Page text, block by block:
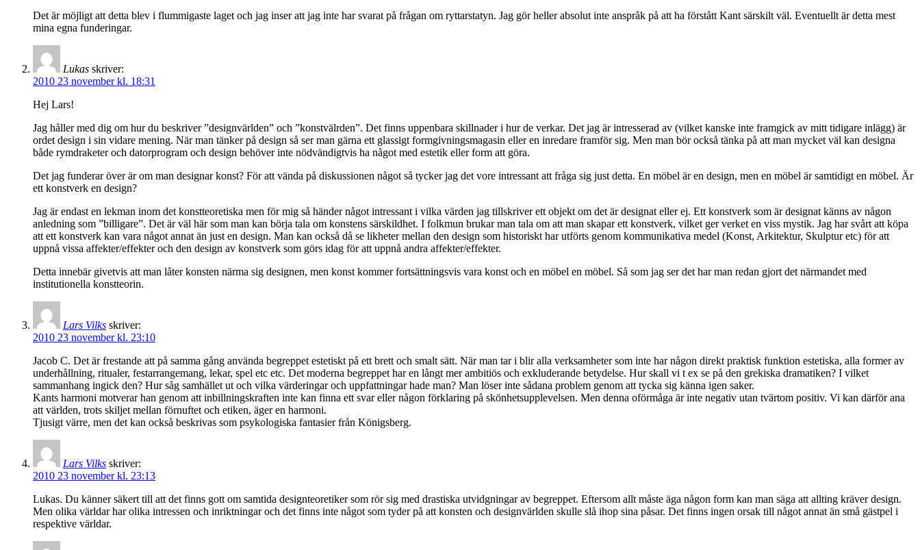
Det är möjligt att detta blev i flummigaste laget och jag inser att jag inte har svarat på frågan om ryttarstatyn. Jag gör heller absolut inte anspråk på att ha förstått Kant särskilt väl. Eventuellt är detta mest
mina egna funderingar.
Lukas skriver:
2010 23 november kl. 18:31
Hej Lars!
Jag håller med dig om hur du beskriver ”designvärlden” och ”konstvälrden”. Det finns uppenbara skillnader i hur de verkar. Det jag är intresserad av (vilket kanske inte framgick av mitt tidigare inlägg) är
ordet design i sin vidare mening. När man tänker på design så ser man gärna ett glassigt formgivningsmagasin eller en inredare framför sig. Men man bör också tänka på att man mycket väl kan designa
både rymdraketer och datorprogram och design behöver inte nödvändigtvis ha något med estetik eller form att göra.
Det jag funderar över är om man designar konst? För att vända på diskussionen något så tycker jag det vore intressant att fråga sig just detta. En möbel är en design, men en möbel är samtidigt en möbel. Är
ett konstverk en design?
Jag är endast en lekman inom det konstteoretiska men för mig så händer något intressant i vilka värden jag tillskriver ett objekt om det är designat eller ej. Ett konstverk som är designat känns av någon
anledning som ”billigare”. Det är väl här som man kan börja tala om konstens särskildhet. I folkmun brukar man tala om att man skapar ett konstverk, vilket ger verket en viss mystik. Jag har svårt att köpa
att ett konstverk kan vara något annat än just en design. Man kan också då se likheter mellan den design som historiskt har utförts genom kommunikativa medel (Konst, Arkitektur, Skulptur etc) för att
uppnå vissa affekter/effekter och den design av konstverk som görs idag för att uppnå andra affekter/effekter.
Detta innebär givetvis att man låter konsten närma sig designen, men konst kommer fortsättningsvis vara konst och en möbel en möbel. Så som jag ser det har man redan gjort det närmandet med
institutionella konstteorin.
Lars Vilks skriver:
2010 23 november kl. 23:10
Jacob C. Det är frestande att på samma gång använda begreppet estetiskt på ett brett och smalt sätt. När man tar i blir alla verksamheter som inte har någon direkt praktisk funktion estetiska, alla former av
underhållning, ritualer, festarrangemang, lekar, spel etc etc. Det moderna begreppet har en långt mer ambitiös och exkluderande betydelse. Hur skall vi t ex se på den grekiska dramatiken? I vilket
sammanhang ingick den? Hur såg samhället ut och vilka värderingar och uppfattningar hade man? Man löser inte sådana problem genom att tycka sig känna igen saker.
Kants harmoni motverar han genom att inbillningskraften inte kan finna ett svar eller någon förklaring på skönhetsupplevelsen. Men denna oförmåga är inte negativ utan tvärtom positiv. Vi kan därför ana
att världen, trots skiljet mellan förnuftet och etiken, äger en harmoni.
Tjusigt värre, men det kan också beskrivas som psykologiska fantasier från Königsberg.
Lars Vilks skriver:
2010 23 november kl. 23:13
Lukas. Du känner säkert till att det finns gott om samtida designteoretiker som rör sig med drastiska utvidgningar av begreppet. Eftersom allt måste äga någon form kan man säga att allting kräver design.
Men olika världar har olika intressen och inriktningar och det finns inte något som tyder på att konsten och designvärlden skulle slå ihop sina påsar. Det finns ingen orsak till något annat än små gästpel i
respektive världar.